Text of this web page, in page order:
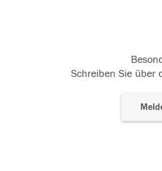
Schreiben Sie über